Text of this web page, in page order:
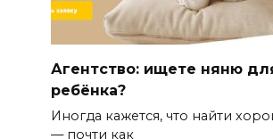
Агентство: ищете няню
ребёнка?
Иногда кажется, что найти
— почти как